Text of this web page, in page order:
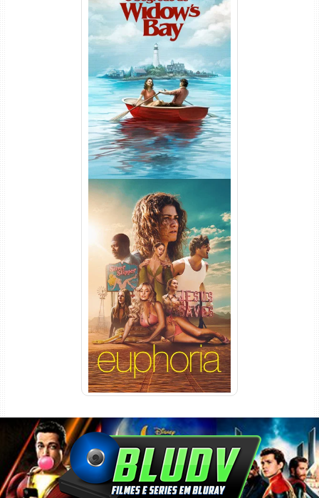
O Segredo de Widow’s Bay
1ª Temporada Torrent (2026)
WEB-DL 1080p Dual Áudio
Euphoria 3ª Temporada
Torrent (2026) WEB-DL 1080p
Dual Áudio